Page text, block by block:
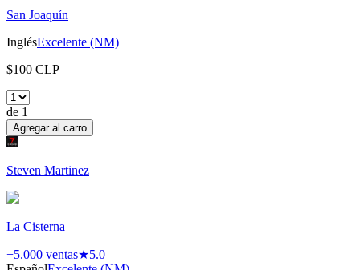
San Joaquín
InglésExcelente (NM)
$100 CLP
de 1
Agregar al carro
Steven Martinez
La Cisterna
+5.000 ventas★5.0